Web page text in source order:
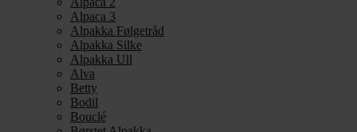
Alpaca 3
Alpakka Følgetråd
Alpakka Silke
Alpakka Ull
Alva
Betty
Bodil
Bouclé